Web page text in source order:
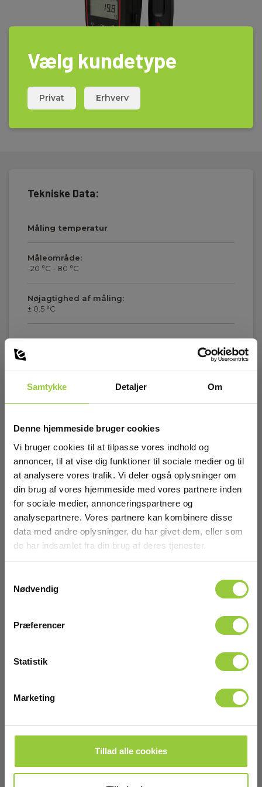
Samtykke Detaljer Om
Denne hjemmeside bruger cookies
Vi bruger cookies til at tilpasse vores indhold og
annoncer, til at vise dig funktioner til sociale medier og til
at analysere vores trafik. Vi deler også oplysninger om
din brug af vores hjemmeside med vores partnere inden
for sociale medier, annonceringspartnere og
analysepartnere. Vores partnere kan kombinere disse
data med andre oplysninger, du har givet dem, eller som
de har indsamlet fra din brug af deres tjenester.
Nødvendig
Præferencer
Statistik
Marketing
Tillad alle cookies
Tekniske Data:
Måling temperatur
Måleområde:
-20 °C - 80 °C
Nøjagtighed af måling:
± 0.5 °C
0 ppm - 500 ppm
± 3 ppm
Opløsning :
0.1 ppm
Display og indikering
Display:
Analogt display, baggrundsbelyst
Batteri
4 x AAA (inkl.)
Kapslingsklasse
IP-klasse:
IP54
H x B x D:
Brochurer
Elma_Brochure_Kimo_CO110S__EN.pdf
Manualer
Elma_Manual_Kimo_CO110S__EN.pdf
Tilbehør
Vælg kundetype
Privat Erhverv